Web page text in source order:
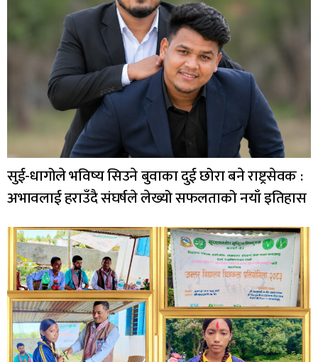
सुई-धागोले भविष्य सिउने बुवाका दुई छोरा बने राष्ट्रसेवक :
अभावलाई हराउँदै संघर्षले लेख्यो सफलताको नयाँ इतिहास